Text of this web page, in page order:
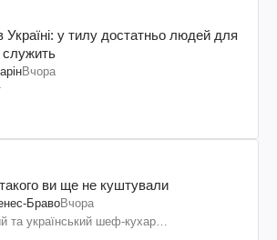
Україні: у тилу достатньо людей для
служить
Вчора
ви ще не куштували
БравоВчора
та український шеф-кухар